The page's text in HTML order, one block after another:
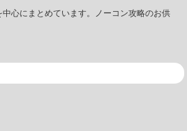
心にまとめています。ノーコン攻略のお供